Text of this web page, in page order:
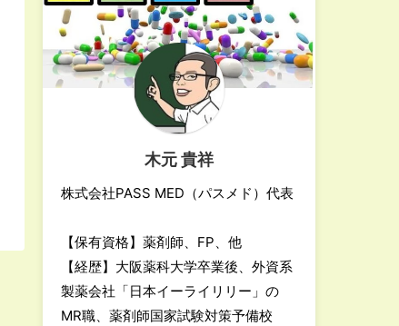
木元 貴祥
株式会社PASS MED（パスメド）代表
【保有資格】薬剤師、FP、他
【経歴】大阪薬科大学卒業後、外資系
製薬会社「日本イーライリリー」の
MR職、薬剤師国家試験対策予備校